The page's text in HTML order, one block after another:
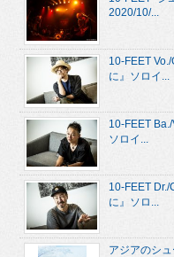
2020/10/...
10-FEET
に』ソロイ...
10-FEET
ソロイ...
10-FEET
に』ソロ...
アジアのシ